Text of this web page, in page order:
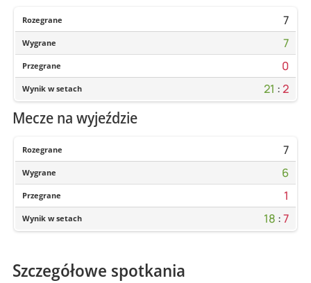
Rozegrane 7
Wygrane 7
Przegrane 0
Wynik w setach 21 :2
Mecze na wyjeździe
Rozegrane 7
Wygrane 6
Przegrane 1
Wynik w setach 18 :7
Szczegółowe spotkania